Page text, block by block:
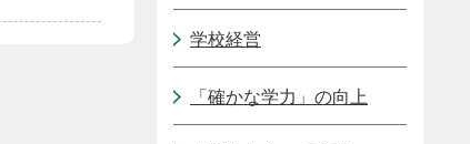
学校経営
「確かな学力」の向上